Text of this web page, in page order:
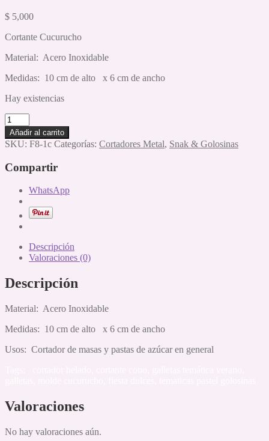
$ 5,000
Cortante Cucurucho
Material: Acero Inoxidable
Medidas: 10 cm de alto x 6 cm de ancho
Hay existencias
Cortador
Cono
Helado
cantidad
Añadir al carrito
SKU: F8-1c Categorías: Cortadores Metal, Snak & Golosinas
Compartir
WhatsApp
Descripción
Valoraciones (0)
Descripción
Material: Acero Inoxidable
Medidas: 10 cm de alto x 6 cm de ancho
Usos: Cortador de masas y pastas de azúcar en general
Valoraciones
No hay valoraciones aún.